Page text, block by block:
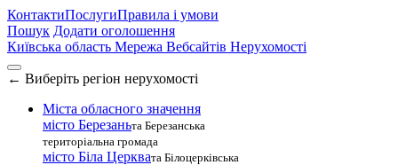
КонтактиПослугиПравила і умови
Пошук Додати оголошення
Київська область Мережа Вебсайтів Нерухомості
← Виберіть регіон нерухомості
Міста обласного значення
місто Березаньта Березанська
територіальна громада
місто Біла Церквата Білоцерківська